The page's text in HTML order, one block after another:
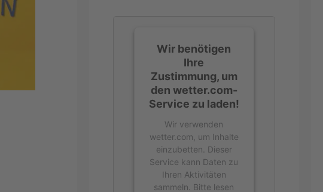
Wir benötigen
Ihre
Zustimmung, um
den wetter.com-
Service zu laden!
Wir verwenden
wetter.com, um Inhalte
einzubetten. Dieser
Service kann Daten zu
Ihren Aktivitäten
sammeln. Bitte lesen